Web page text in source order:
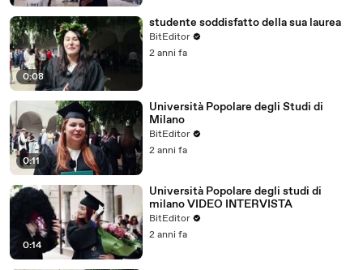
0:08
studente soddisfatto della sua laurea
BitEditor
2 anni fa
0:11
Università Popolare degli Studi di
Milano
BitEditor
2 anni fa
0:14
Università Popolare degli studi di
milano VIDEO INTERVISTA
BitEditor
2 anni fa